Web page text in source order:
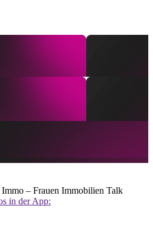
– Frauen Immobilien Talk
in der App: